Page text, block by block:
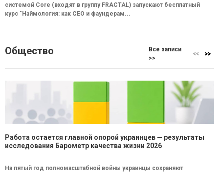
системой Core (входят в группу FRACTAL) запускают бесплатный
курс "Наймология: как СEO и фаундерам...
Общество
Все записи
>>
Работа остается главной опорой украинцев — результаты
исследования Барометр качества жизни 2026
На пятый год полномасштабной войны украинцы сохраняют